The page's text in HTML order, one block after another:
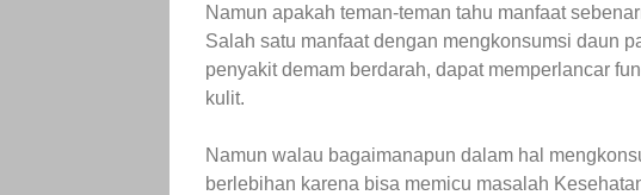
Namun apakah teman-teman tahu manfaat
Salah satu manfaat dengan mengkonsumsi daun
penyakit demam berdarah, dapat memperlancar
kulit.
Namun walau bagaimanapun dalam hal
berlebihan karena bisa memicu masalah